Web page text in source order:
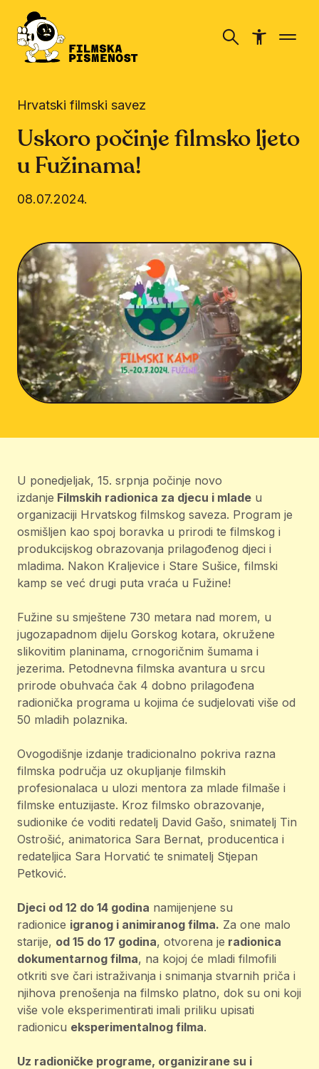
Hrvatski filmski savez
Uskoro počinje filmsko ljeto
u Fužinama!
08.07.2024.
U ponedjeljak, 15. srpnja počinje novo
izdanje Filmskih radionica za djecu i mlade u
organizaciji Hrvatskog filmskog saveza. Program je
osmišljen kao spoj boravka u prirodi te filmskog i
produkcijskog obrazovanja prilagođenog djeci i
mladima. Nakon Kraljevice i Stare Sušice, filmski
kamp se već drugi puta vraća u Fužine!
Fužine su smještene 730 metara nad morem, u
jugozapadnom dijelu Gorskog kotara, okružene
slikovitim planinama, crnogoričnim šumama i
jezerima. Petodnevna filmska avantura u srcu
prirode obuhvaća čak 4 dobno prilagođena
radionička programa u kojima će sudjelovati više od
50 mladih polaznika.
Ovogodišnje izdanje tradicionalno pokriva razna
filmska područja uz okupljanje filmskih
profesionalaca u ulozi mentora za mlade filmaše i
filmske entuzijaste. Kroz filmsko obrazovanje,
sudionike će voditi redatelj David Gašo, snimatelj Tin
Ostrošić, animatorica Sara Bernat, producentica i
redateljica Sara Horvatić te snimatelj Stjepan
Petković.
Djeci od 12 do 14 godina namijenjene su
radionice igranog i animiranog filma. Za one malo
starije, od 15 do 17 godina, otvorena je radionica
dokumentarnog filma, na kojoj će mladi filmofili
otkriti sve čari istraživanja i snimanja stvarnih priča i
njihova prenošenja na filmsko platno, dok su oni koji
više vole eksperimentirati imali priliku upisati
radionicu eksperimentalnog filma.
Uz radioničke programe, organizirane su i